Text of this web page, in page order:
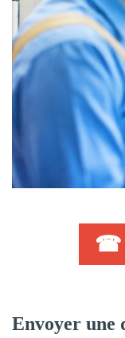
☎
Envoyer une